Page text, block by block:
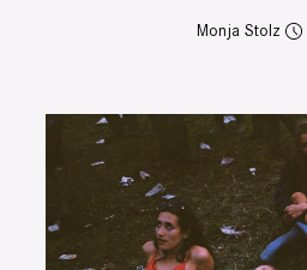
Monja Stolz